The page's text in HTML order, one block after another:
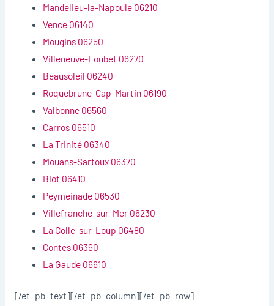
Mandelieu-la-Napoule 06210
Vence 06140
Mougins 06250
Villeneuve-Loubet 06270
Beausoleil 06240
Roquebrune-Cap-Martin 06190
Valbonne 06560
Carros 06510
La Trinité 06340
Mouans-Sartoux 06370
Biot 06410
Peymeinade 06530
Villefranche-sur-Mer 06230
La Colle-sur-Loup 06480
Contes 06390
La Gaude 06610
[/et_pb_text][/et_pb_column][/et_pb_row]